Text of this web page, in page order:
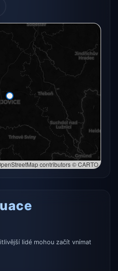
není dostupný.
plné mapě
v plné mapě →
contributors © CARTO
lidé mohou začít vnímat